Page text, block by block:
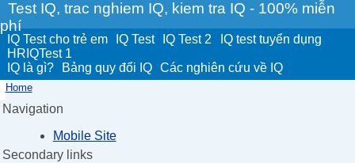
Test IQ, trac nghiem IQ, kiem tra IQ - 100% miễn
phí
IQ Test cho trẻ em IQ Test IQ Test 2
IQ test tuyển dụng
HRIQTest 1
IQ là gì?
Bảng quy đổi IQ Các nghiên cứu về IQ
Home
Navigation
Mobile Site
Secondary links